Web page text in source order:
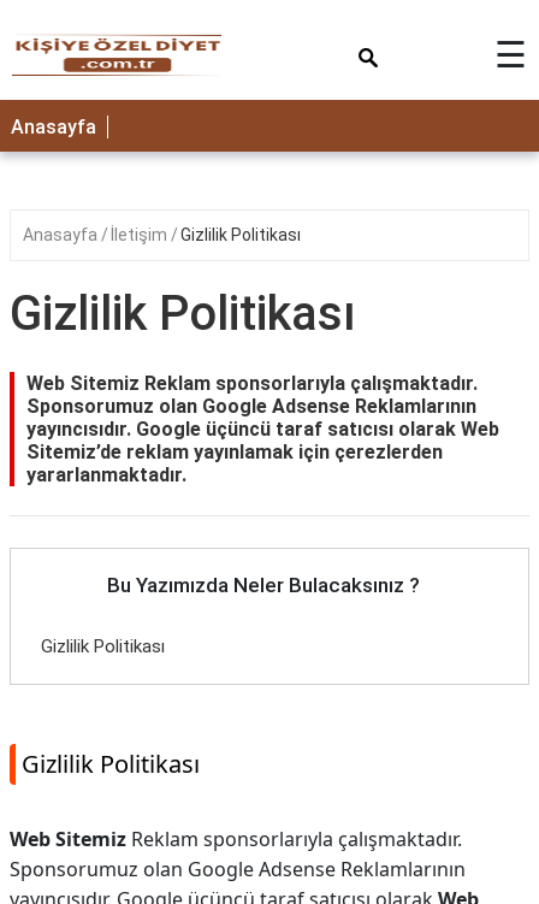
ANASAYFA
☰
Anasayfa
Anasayfa İletişim Gizlilik Politikası
Gizlilik Politikası
Web Sitemiz Reklam sponsorlarıyla çalışmaktadır.
Sponsorumuz olan Google Adsense Reklamlarının
yayıncısıdır. Google üçüncü taraf satıcısı olarak Web
Sitemiz’de reklam yayınlamak için çerezlerden
yararlanmaktadır.
Bu Yazımızda Neler Bulacaksınız ?
Gizlilik Politikası
Gizlilik Politikası
Web Sitemiz Reklam sponsorlarıyla çalışmaktadır.
Sponsorumuz olan Google Adsense Reklamlarının